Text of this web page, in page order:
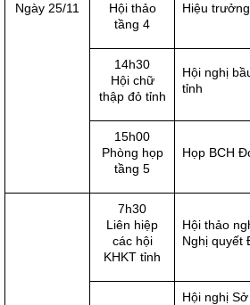
Ngày 25/11
Hội thảo
tầng 4
Hiệu
14h30
Hội chữ
thập đỏ tỉnh
Hội nghị
tỉnh
15h00
Phòng họp
tầng 5
Họp BCH
7h30
Liên hiệp
các hội
KHKT tỉnh
Hội thảo
Nghị quyết
Hội nghị